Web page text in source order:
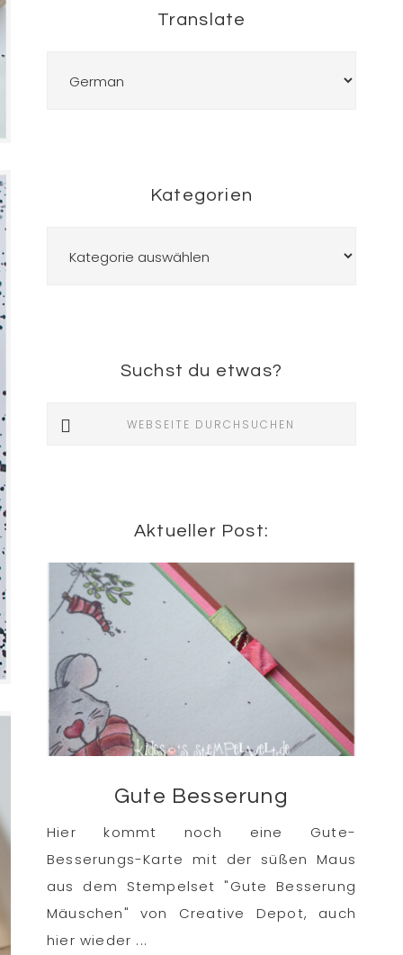
Translate
Kategorien
Suchst du etwas?
Aktueller Post:
Gute Besserung
Hier kommt noch eine Gute-
Besserungs-Karte mit der süßen Maus
aus dem Stempelset "Gute Besserung
Mäuschen" von Creative Depot, auch
hier wieder ...